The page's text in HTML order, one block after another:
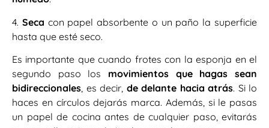
4. Seca con papel absorbente o un paño la superficie
hasta que esté seco.
Es importante que cuando frotes con la esponja en el
segundo paso los movimientos que hagas sean
bidireccionales, es decir, de delante hacia atrás. Si lo
haces en círculos dejarás marca. Además, si le pasas
un papel de cocina antes de cualquier paso, evitarás